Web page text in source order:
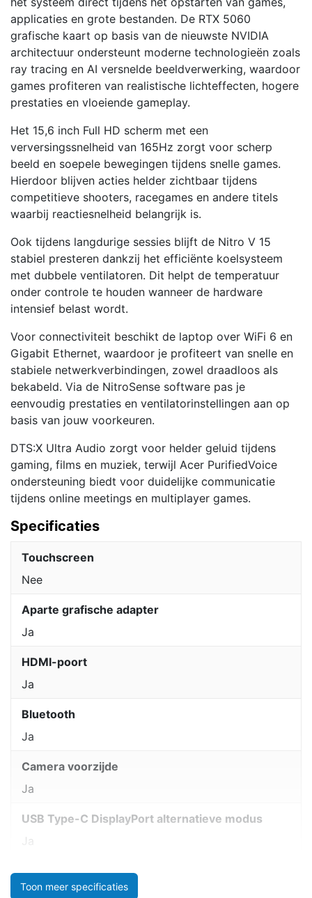
Home
|
165Hz
aantal
applicaties en grote bestanden. De RTX 5060
grafische kaart op basis van de nieuwste NVIDIA
architectuur ondersteunt moderne technologieën zoals
ray tracing en AI versnelde beeldverwerking, waardoor
games profiteren van realistische lichteffecten, hogere
prestaties en vloeiende gameplay.
Het 15,6 inch Full HD scherm met een
verversingssnelheid van 165Hz zorgt voor scherp
beeld en soepele bewegingen tijdens snelle games.
Hierdoor blijven acties helder zichtbaar tijdens
competitieve shooters, racegames en andere titels
waarbij reactiesnelheid belangrijk is.
Ook tijdens langdurige sessies blijft de Nitro V 15
stabiel presteren dankzij het efficiënte koelsysteem
met dubbele ventilatoren. Dit helpt de temperatuur
onder controle te houden wanneer de hardware
intensief belast wordt.
Voor connectiviteit beschikt de laptop over WiFi 6 en
Gigabit Ethernet, waardoor je profiteert van snelle en
stabiele netwerkverbindingen, zowel draadloos als
bekabeld. Via de NitroSense software pas je
eenvoudig prestaties en ventilatorinstellingen aan op
basis van jouw voorkeuren.
DTS:X Ultra Audio zorgt voor helder geluid tijdens
gaming, films en muziek, terwijl Acer PurifiedVoice
ondersteuning biedt voor duidelijke communicatie
tijdens online meetings en multiplayer games.
Specificaties
Touchscreen
Nee
Aparte grafische adapter
Ja
HDMI-poort
Ja
Bluetooth
Ja
Camera voorzijde
Ja
USB Type-C DisplayPort alternatieve modus
Ja
Toon meer specificaties